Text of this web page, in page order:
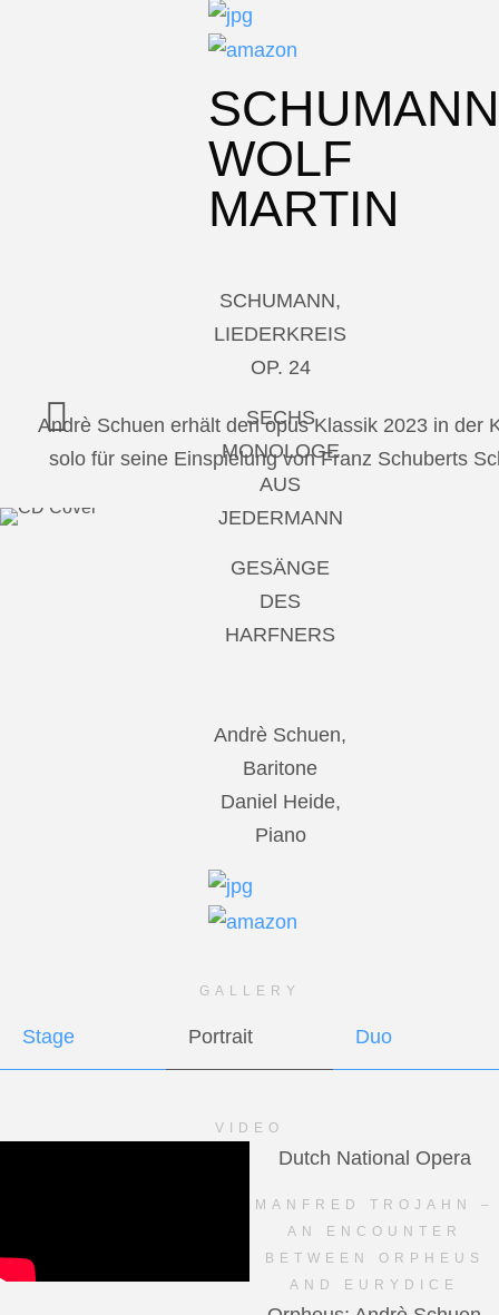
SCHUMANN
WOLF
MARTIN
SCHUMANN,
LIEDERKREIS
OP. 24
SECHS
MONOLOGE
AUS
JEDERMANN
GESÄNGE
DES
HARFNERS
Andrè Schuen,
Baritone
Daniel Heide,
Piano
GALLERY
Stage Portrait Duo
VIDEO
Dutch National Opera
MANFRED TROJAHN –
AN ENCOUNTER
BETWEEN ORPHEUS
AND EURYDICE
Andrè Schuen erhält den opus Klassik 2023 in der
solo für seine Einspielung von Franz Schuberts